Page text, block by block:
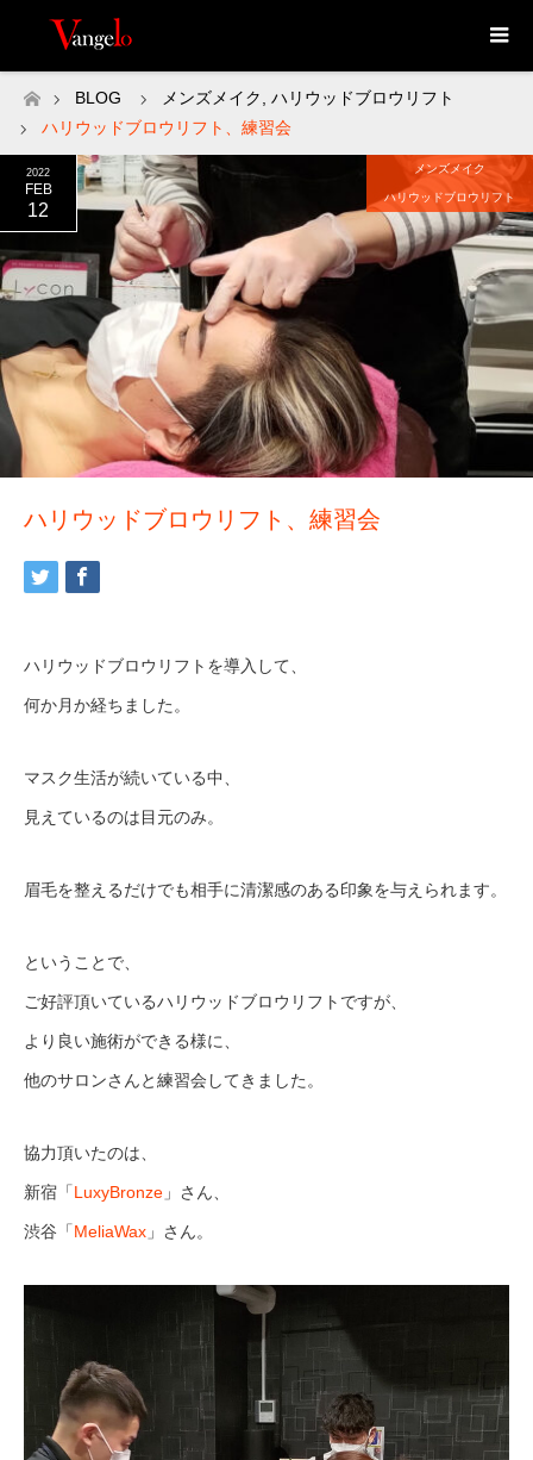
BLOG メンズメイク
ハリウッドブロウリフト
ハリウッドブロウリフト、練習会
2022
FEB
12
メンズメイク
ハリウッドブロウリフト
ハリウッドブロウリフト、練習会
ハリウッドブロウリフトを導入して、
何か月か経ちました。
マスク生活が続いている中、
見えているのは目元のみ。
眉毛を整えるだけでも相手に清潔感のある印象を与えられます。
ということで、
ご好評頂いているハリウッドブロウリフトですが、
より良い施術ができる様に、
他のサロンさんと練習会してきました。
協力頂いたのは、
新宿「LuxyBronze 」さん、
渋谷「MeliaWax 」さん。